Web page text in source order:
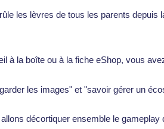
les lèvres de tous les parents
à la boîte ou à la fiche eShop, vous
les images" et "savoir gérer un
décortiquer ensemble le